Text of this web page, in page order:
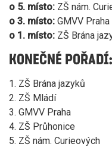
o 5. místo: ZŠ nám.
o 3. místo: GMVV
o 1. místo: ZŠ Brána
KONEČNÉ POŘADÍ:
1. ZŠ Brána jazyků
2. ZŠ Mládí
3. GMVV Praha
4. ZŠ Průhonice
5. ZŠ nám. Curieových